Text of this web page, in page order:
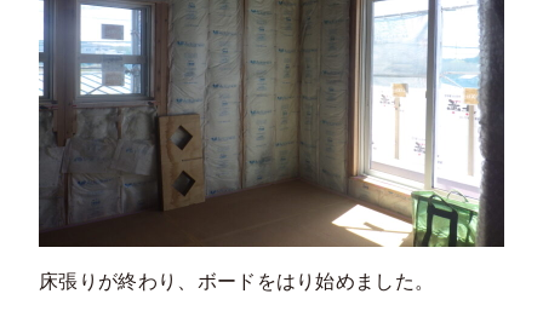
床張りが終わり、ボードをはり始めました。